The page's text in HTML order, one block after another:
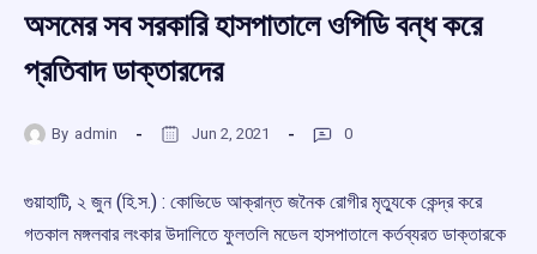
অসমের সব সরকারি হাসপাতালে ওপিডি বন্ধ করে
প্রতিবাদ ডাক্তারদের
By admin Jun 2, 2021 0
গুয়াহাটি, ২ জুন (হি.স.) : কোভিডে আক্রান্ত জনৈক রোগীর মৃত্যুকে কেন্দ্র করে
গতকাল মঙ্গলবার লংকার উদালিতে ফুলতলি মডেল হাসপাতালে কর্তব্যরত ডাক্তারকে